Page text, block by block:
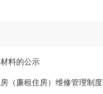
料的公示
（廉租住房）维修管理制度